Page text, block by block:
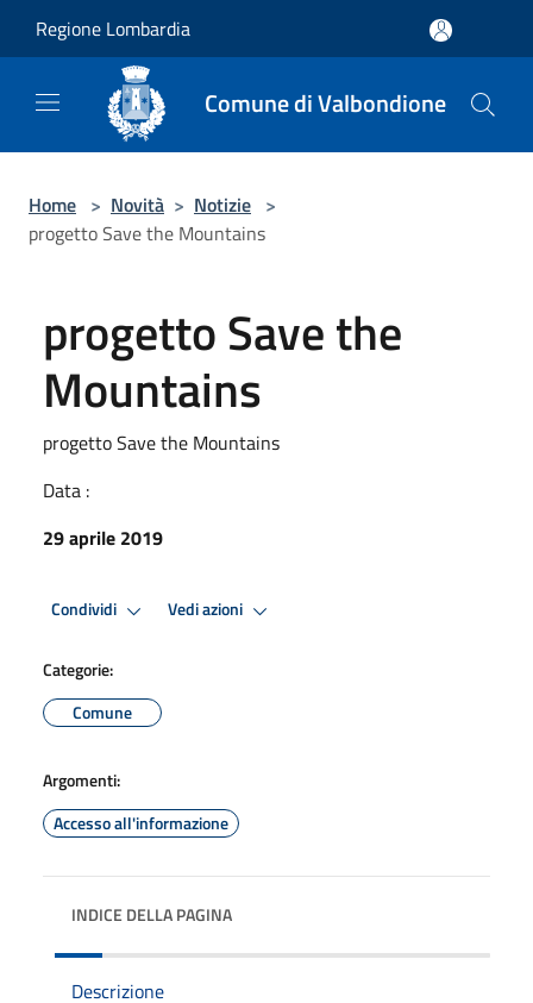
Regione Lombardia
Comune di Valbondione
Home > Novità > Notizie >
progetto Save the Mountains
progetto Save the
Mountains
progetto Save the Mountains
Data :
29 aprile 2019
Condividi Vedi azioni
Categorie:
Comune
Argomenti:
Accesso all'informazione
INDICE DELLA PAGINA
Descrizione